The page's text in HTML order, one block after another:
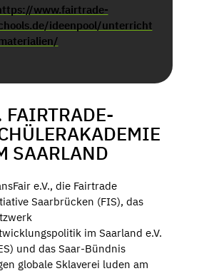
www.fairtrade-
ideenpool/unterricht
FAIRTRADE-
SAARLAND
e.V., die Fairtrade
Saarbrücken (FIS), das
im Saarland e.V.
und das Saar-Bündnis
globale Sklaverei luden am